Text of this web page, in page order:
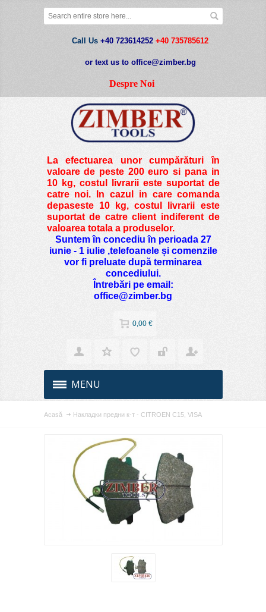
Call Us +40 723614252 +40 735785612
or text us to office@zimber.bg
Despre Noi
La efectuarea unor cumpărături în
valoare de peste200 euro si pana in
10 kg, costul livrarii este suportat de
catre noi. In cazul in care comanda
depaseste 10 kg, costul livrarii este
suportat de catre client indiferent de
valoarea totala a produselor.
Suntem în concediu în perioada 27
iunie - 1 iulie ,telefoanele și comenzile
vor fi preluate după terminarea
concediului.
Întrebări pe email:
office@zimber.bg
0,00 €
MENU
Acasă Накладки предни к-т - CITROEN C15, VISA